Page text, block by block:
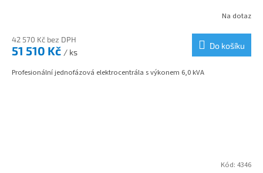
R
M
A
Na dotaz
42 570 Kč bez DPH
51 510 Kč / ks
Do košíku
Profesionální jednofázová elektrocentrála s výkonem 6,0 kVA
Kód: 4346